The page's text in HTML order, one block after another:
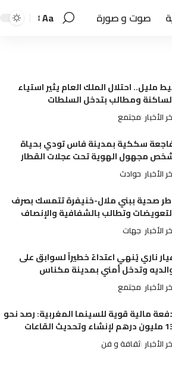
صوت و صورة Aa
مليل.. احتلال الملك العام يثير استياء
ومطالب بتدخل السلطات
الأخبار مجتمع
سككية بمدينة فاس تودي بحياة
مجهول الهوية تحت عجلات القطار
الأخبار حوادث
صحية ببني ملال-خنيفرة تتمسك بصرف
وتطالب بالشفافية والإنصاف
الأخبار جهات
ناري يُنهي اعتداءً خطيراً لسوابق على
وتدخل أمني بمدينة مكناس
الأخبار مجتمع
مالية قوية للسينما المغربية: رصد نحو
وتحديث القاعات
الأخبار ثقافة و فن